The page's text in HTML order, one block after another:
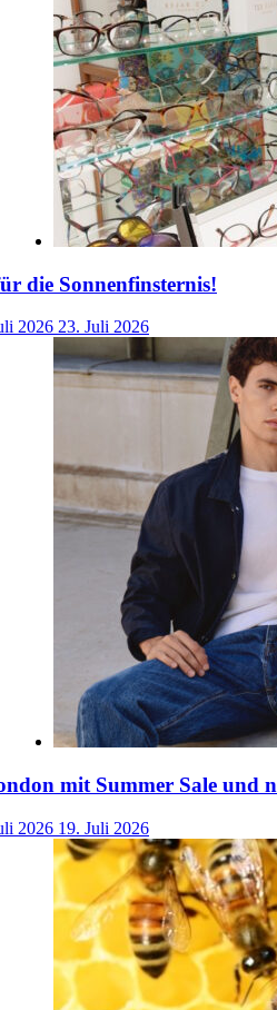
die Sonnenfinsternis!
2026 23. Juli 2026
mit Summer Sale und
2026 19. Juli 2026